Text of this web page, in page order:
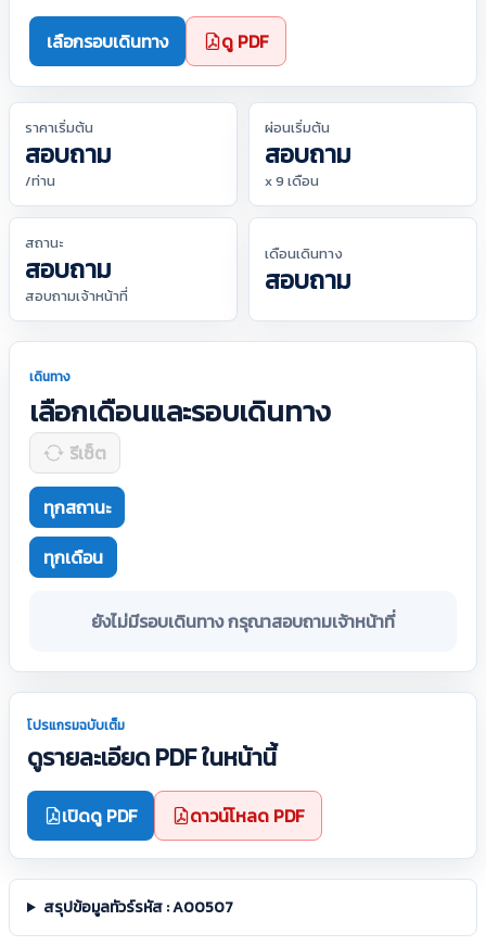
เลือกรอบเดินทาง ดู PDF
ราคาเริ่มต้น
สอบถาม
/ท่าน
ผ่อนเริ่มต้น
สอบถาม
x 9 เดือน
สถานะ
สอบถาม
สอบถามเจ้าหน้าที่
เดือนเดินทาง
สอบถาม
เดินทาง
เลือกเดือนและรอบเดินทาง
รีเซ็ต
ทุกสถานะ
ทุกเดือน
ยังไม่มีรอบเดินทาง กรุณาสอบถามเจ้าหน้าที่
โปรแกรมฉบับเต็ม
ดูรายละเอียด PDF ในหน้านี้
เปิดดู PDF ดาวน์โหลด PDF
สรุปข้อมูลทัวร์รหัส : A00507